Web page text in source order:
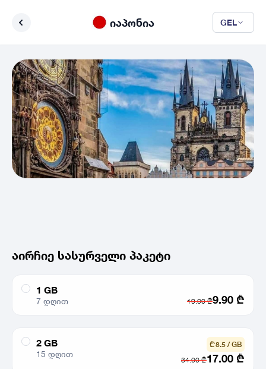
აირჩიე სასურველი პაკეტი
1 GB
7 დღით 19.00₾9.90 ₾
2 GB
15 დღით
₾ 8.5 / GB
34.00₾17.00 ₾
იაპონია GEL